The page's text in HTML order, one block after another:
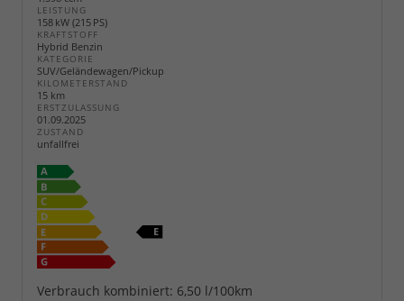
LEISTUNG
158 kW (215 PS)
KRAFTSTOFF
Hybrid Benzin
KATEGORIE
SUV/Geländewagen/Pickup
KILOMETERSTAND
15 km
ERSTZULASSUNG
01.09.2025
ZUSTAND
unfallfrei
Verbrauch kombiniert: 6,50 l/100km